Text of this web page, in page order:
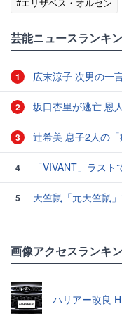
芸能ニュースランキ
1 広末涼子 次男の一
2 坂口杏里が逃亡 恩
3 辻希美 息子2人の
4 「VIVANT」ラス
5
天竺鼠「元天竺鼠
画像アクセスランキ
ハリアー改良